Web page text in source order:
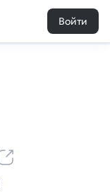
Войти
65 0